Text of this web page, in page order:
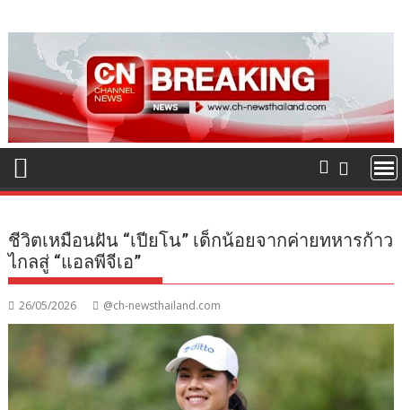
to
content
ชีวิตเหมือนฝัน “เปียโน” เด็กน้อยจากค่ายทหารก้าว
ไกลสู่ “แอลพีจีเอ”
26/05/2026 @ch-newsthailand.com